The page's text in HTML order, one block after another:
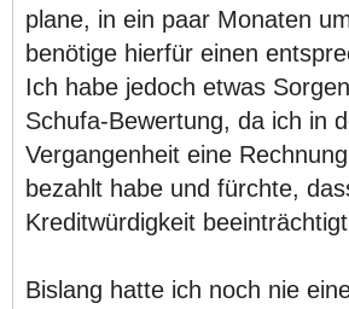
plane, in ein paar Monaten
benötige hierfür einen
Ich habe jedoch etwas
Schufa-Bewertung, da ich in
Vergangenheit eine
bezahlt habe und fürchte,
Kreditwürdigkeit
Bislang hatte ich noch nie